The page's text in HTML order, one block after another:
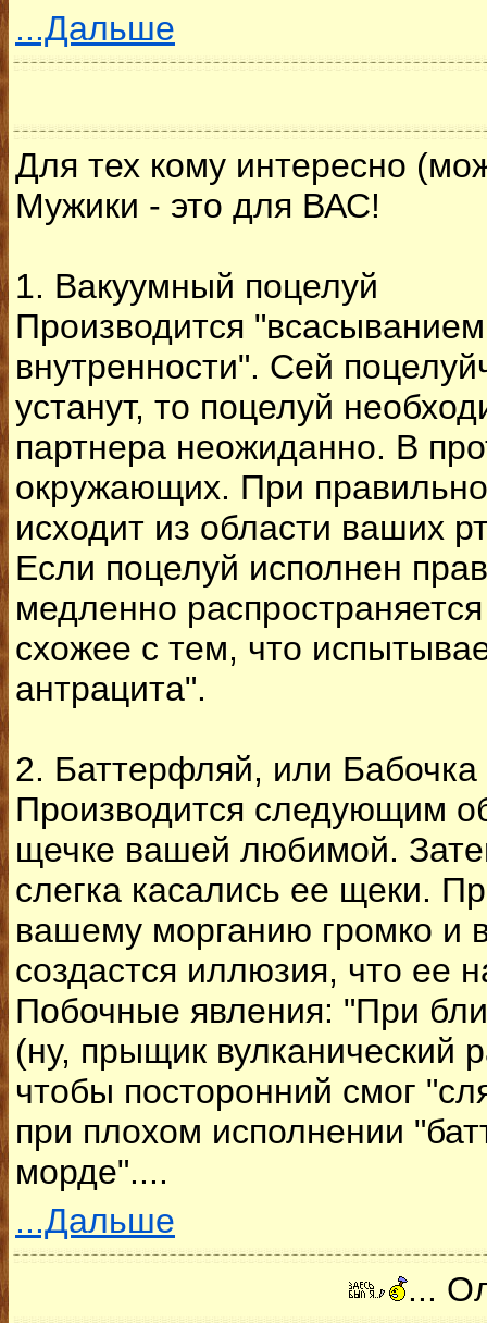
...Дальше
Для тех кому интересно
Мужики - это для ВАС!
1. Вакуумный поцелуй
Производится
внутренности". Сей
устанут, то поцелуй
партнера неожиданно. В
окружающих. При
исходит из области ваших
Если поцелуй исполнен
медленно
схожее с тем, что
антрацита".
2. Баттерфляй, или Бабочка
Производится следующим
щечке вашей любимой.
слегка касались ее щеки.
вашему морганию громко и
создастся иллюзия, что ее
Побочные явления: "При
(ну, прыщик вулканический
чтобы посторонний смог
при плохом исполнении
морде"....
...Дальше
...